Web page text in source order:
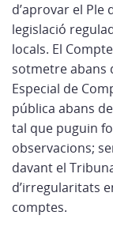
d’aprovar el Ple
legislació
locals. El
sotmetre abans
Especial de
pública abans
tal que puguin
observacions;
davant el
d’irregularitats
comptes.